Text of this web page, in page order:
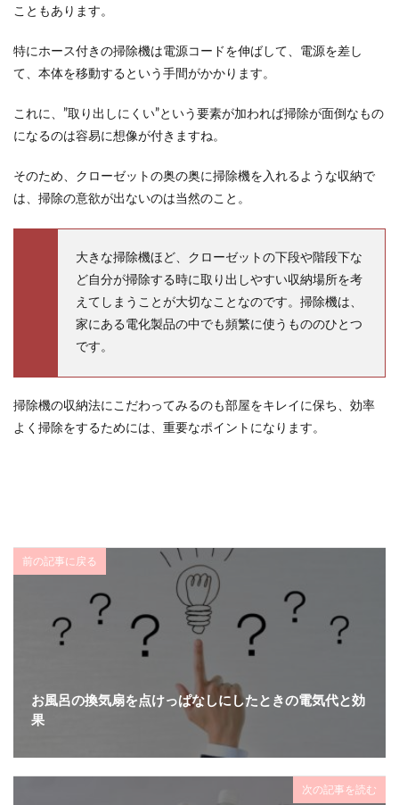
こともあります。
特にホース付きの掃除機は電源コードを伸ばして、電源を差し
て、本体を移動するという手間がかかります。
これに、”取り出しにくい”という要素が加われば掃除が面倒なもの
になるのは容易に想像が付きますね。
そのため、クローゼットの奥の奥に掃除機を入れるような収納で
は、掃除の意欲が出ないのは当然のこと。
大きな掃除機ほど、クローゼットの下段や階段下な
ど自分が掃除する時に取り出しやすい収納場所を考
えてしまうことが大切なことなのです。掃除機は、
家にある電化製品の中でも頻繁に使うもののひとつ
です。
掃除機の収納法にこだわってみるのも部屋をキレイに保ち、効率
よく掃除をするためには、重要なポイントになります。
前の記事に戻る
お風呂の換気扇を点けっぱなしにしたときの電気代と効
果
次の記事を読む